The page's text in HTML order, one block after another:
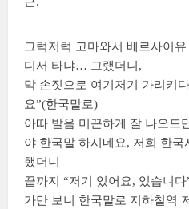
그럭저럭 고마와서 베르사이
디서 타냐… 그랬더니,
막 손짓으로 여기저기 가리키
요”(한국말로)
아따 발음 미끈하게 잘 나오드
야 한국말 하시네요, 저희 한
했더니
끝까지 “저기 있어요, 있습니
가만 보니 한국말로 지하철역